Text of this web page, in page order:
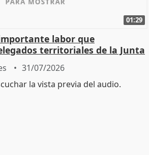
01:29
labor que
territoriales de la Junta
31/07/2026